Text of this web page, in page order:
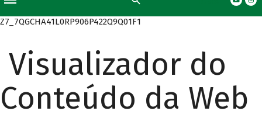
Z7_7QGCHA41L0RP906P422Q9Q01F1
Visualizador do
Conteúdo da Web